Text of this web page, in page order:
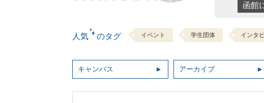
函館
人気 のタグ イベント 学生団体 インタ
キャンパス アーカイブ